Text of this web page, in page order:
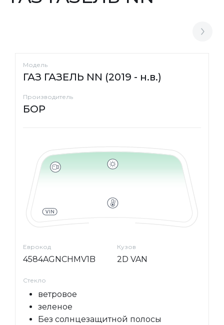
Модель
ГАЗ ГАЗЕЛЬ NN (2019 - н.в.)
Производитель
БОР
Еврокод
4584AGNCHMV1B
Кузов
2D VAN
Стекло
ветровое
зеленое
Без солнцезащитной полосы